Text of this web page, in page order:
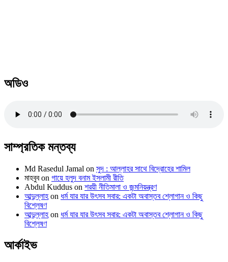
অডিও
সাম্প্রতিক মন্তব্য
Md Rasedul Jamal on সুদ : আল্লাহর সাথে বিদ্রোহের শামিল
মাহবুবon গায়ে হলুদ বনাম ইসলামী রীতি
Abdul Kuddus on শরয়ী নীতিমালা ও জন্মনিয়ন্ত্রণ
আব্দুল্লাহon ধর্ম যার যার উৎসব সবার: একটা অবাস্তব শ্লোগান ও কিছু
বিশ্লেষণ
আব্দুল্লাহon ধর্ম যার যার উৎসব সবার: একটা অবাস্তব শ্লোগান ও কিছু
বিশ্লেষণ
আর্কাইভ